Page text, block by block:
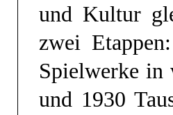
und Kultur
zwei
Spielwerke in
und 1930